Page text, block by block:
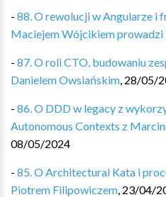
- 88. O rewolucji w Angularze i
Maciejem Wójcikiem prowadzi
- 87. O roli CTO, budowaniu
Danielem Owsiańskim, 28/05/
- 86. O DDD w legacy z
Autonomous Contexts z
08/05/2024
- 85. O Architectural Kata i
Piotrem Filipowiczem, 23/04/